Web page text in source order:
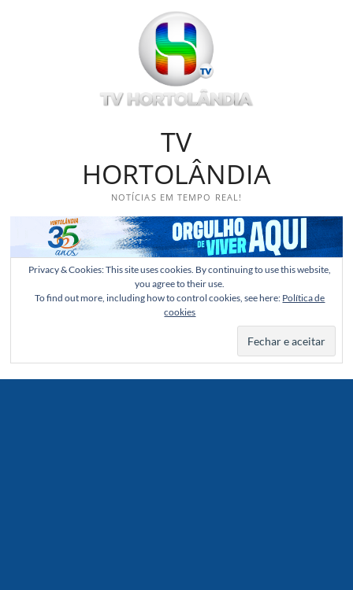
TV
HORTOLÂNDIA
NOTÍCIAS EM TEMPO REAL!
Privacy & Cookies: This site uses cookies. By continuing to use this website,
you agree to their use.
To find out more, including how to control cookies, see here: Política de
cookies